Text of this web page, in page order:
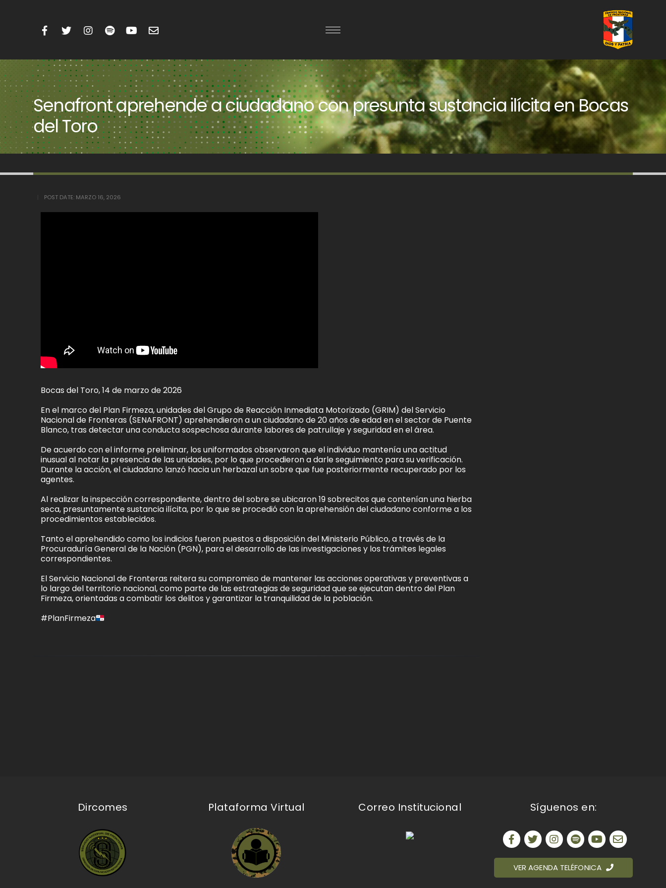
Senafront aprehende a ciudadano con presunta sustancia ilícita en Bocas
del Toro
POST DATE: MARZO 16, 2026
Bocas del Toro, 14 de marzo de 2026
En el marco del Plan Firmeza, unidades del Grupo de Reacción Inmediata Motorizado (GRIM) del Servicio
Nacional de Fronteras (SENAFRONT) aprehendieron a un ciudadano de 20 años de edad en el sector de Puente
Blanco, tras detectar una conducta sospechosa durante labores de patrullaje y seguridad en el área.
De acuerdo con el informe preliminar, los uniformados observaron que el individuo mantenía una actitud
inusual al notar la presencia de las unidades, por lo que procedieron a darle seguimiento para su verificación.
Durante la acción, el ciudadano lanzó hacia un herbazal un sobre que fue posteriormente recuperado por los
agentes.
Al realizar la inspección correspondiente, dentro del sobre se ubicaron 19 sobrecitos que contenían una hierba
seca, presuntamente sustancia ilícita, por lo que se procedió con la aprehensión del ciudadano conforme a los
procedimientos establecidos.
Tanto el aprehendido como los indicios fueron puestos a disposición del Ministerio Público, a través de la
Procuraduría General de la Nación (PGN), para el desarrollo de las investigaciones y los trámites legales
correspondientes.
El Servicio Nacional de Fronteras reitera su compromiso de mantener las acciones operativas y preventivas a
lo largo del territorio nacional, como parte de las estrategias de seguridad que se ejecutan dentro del Plan
Firmeza, orientadas a combatir los delitos y garantizar la tranquilidad de la población.
#PlanFirmeza
Dircomes Plataforma Virtual Correo Institucional Síguenos en:
VER AGENDA TELÉFONICA